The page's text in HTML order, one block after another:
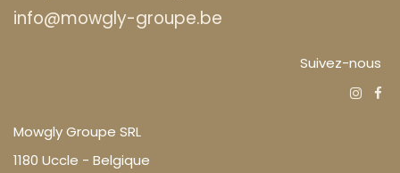
info@mowgly-groupe.be
Suivez-nous
Mowgly Groupe SRL
1180 Uccle - Belgique